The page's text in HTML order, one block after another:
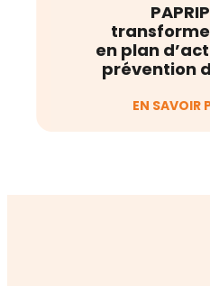
en plan
prévention
Le Document Unique
Risques Professionnels
risques sont listés, et…
EN SAVOIR